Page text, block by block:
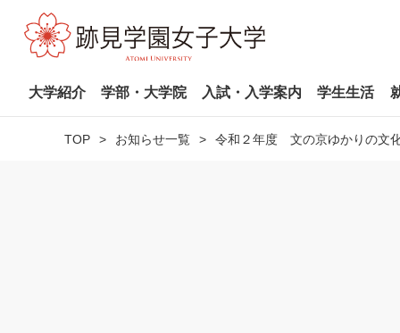
大学紹介 学部・大学院 入試・入学案内 学生生活
TOP お知らせ一覧 令和２年度 文の京ゆかりの文